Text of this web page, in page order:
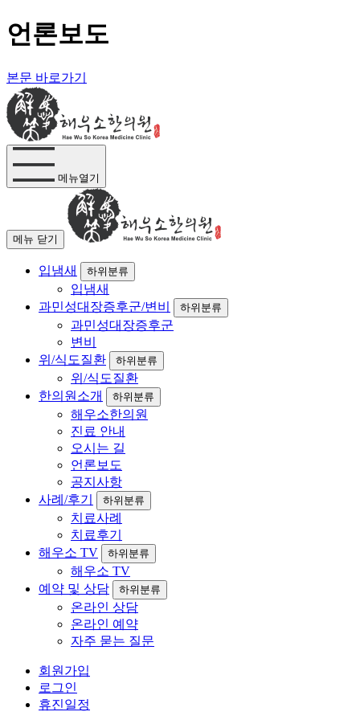
언론보도
본문 바로가기
메뉴열기
메뉴 닫기
입냄새 하위분류
입냄새
과민성대장증후군/변비
하위분류
과민성대장증후군
변비
위/식도질환
하위분류
위/식도질환
한의원소개
하위분류
해우소한의원
진료 안내
오시는 길
언론보도
공지사항
사례/후기
하위분류
치료사례
치료후기
해우소 TV
하위분류
해우소 TV
예약 및 상담
하위분류
온라인 상담
온라인 예약
자주 묻는 질문
회원가입
로그인
휴진일정